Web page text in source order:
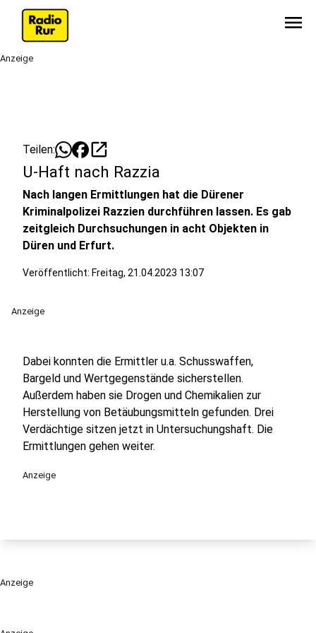
menu
Anzeige
Teilen: open_in_new
U-Haft nach Razzia
Nach langen Ermittlungen hat die Dürener
Kriminalpolizei Razzien durchführen lassen. Es gab
zeitgleich Durchsuchungen in acht Objekten in
Düren und Erfurt.
Veröffentlicht: Freitag, 21.04.2023 13:07
Anzeige
Dabei konnten die Ermittler u.a. Schusswaffen,
Bargeld und Wertgegenstände sicherstellen.
Außerdem haben sie Drogen und Chemikalien zur
Herstellung von Betäubungsmitteln gefunden. Drei
Verdächtige sitzen jetzt in Untersuchungshaft. Die
Ermittlungen gehen weiter.
Anzeige
Anzeige